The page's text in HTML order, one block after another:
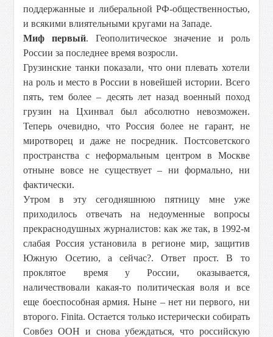
поддержанные и либеральной РФ-общественностью,
и всякими влиятельными кругами на Западе.
Миф первый. Геополитическое значение и роль
России за последнее время возросли.
Грузинские танки показали, что они плевать хотели
на роль и место в России в новейшей истории. Всего
пять, тем более – десять лет назад военный поход
грузин на Цхинвал был абсолютно невозможен.
Теперь очевидно, что Россия более не гарант, не
миротворец и даже не посредник. Постсоветского
пространства с неформальным центром в Москве
отныне вовсе не существует – ни формально, ни
фактически.
Утром в эту сегодняшнюю пятницу мне уже
приходилось отвечать на недоуменные вопросы
прекраснодушных журналистов: как же так, в 1992-м
слабая Россия установила в регионе мир, защитив
Южную Осетию, а сейчас?. Ответ прост. В то
проклятое время у России, оказывается,
наличествовали какая-то политическая воля и все
еще боеспособная армия. Ныне – нет ни первого, ни
второго. Finita. Остается только истерически собирать
Совбез ООН и снова убеждаться, что российскую